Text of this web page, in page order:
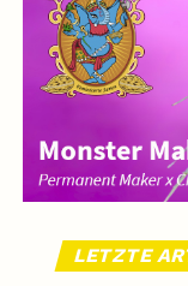
LETZTE